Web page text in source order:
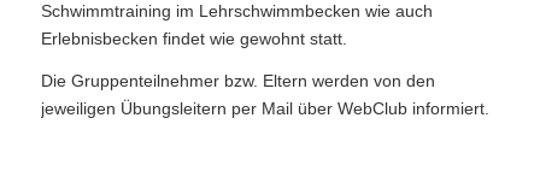
Schwimmtraining im Lehrschwimmbecken wie auch
Erlebnisbecken findet wie gewohnt statt.
Die Gruppenteilnehmer bzw. Eltern werden von den
jeweiligen Übungsleitern per Mail über WebClub informiert.